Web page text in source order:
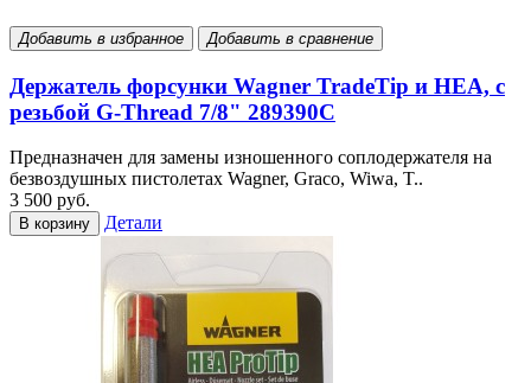
Добавить в избранное Добавить в сравнение
Держатель форсунки Wagner TradeTip и HEA, с
резьбой G-Thread 7/8" 289390С
Предназначен для замены изношенного соплодержателя на
безвоздушных пистолетах Wagner, Graco, Wiwa, T..
3 500 руб.
В корзину Детали